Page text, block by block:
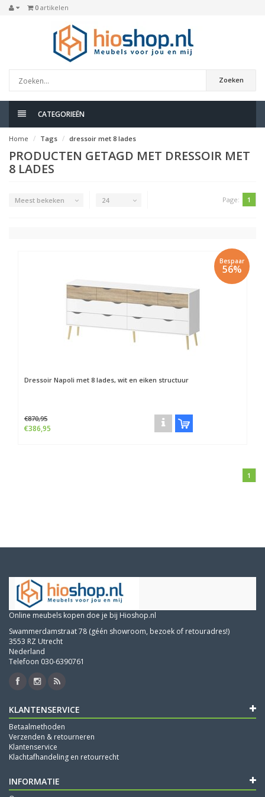
0 artikelen
Zoeken
CATEGORIEËN
Home Tags dressoir met 8 lades
PRODUCTEN GETAGD MET DRESSOIR MET
8 LADES
Meest bekeken 24 Page: 1
Bespaar
56%
Dressoir Napoli met 8 lades, wit en eiken structuur
€870,95
€386,95
1
Online meubels kopen doe je bij Hioshop.nl
Swammerdamstraat 78 (géén showroom, bezoek of retouradres!)
3553 RZ Utrecht
Nederland
Telefoon 030-6390761
KLANTENSERVICE
Betaalmethoden
Verzenden & retourneren
Klantenservice
Klachtafhandeling en retourrecht
INFORMATIE